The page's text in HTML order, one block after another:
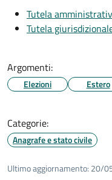
Tutela
Tutela
Argomenti:
Elezioni Estero
Categorie:
Anagrafe e stato civile
Ultimo aggiornamento: 20/